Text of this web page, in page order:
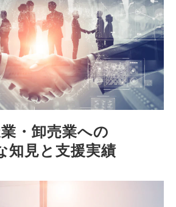
・卸売業への
知見と支援実績